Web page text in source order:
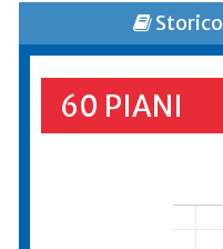
Storico
60 PIANI